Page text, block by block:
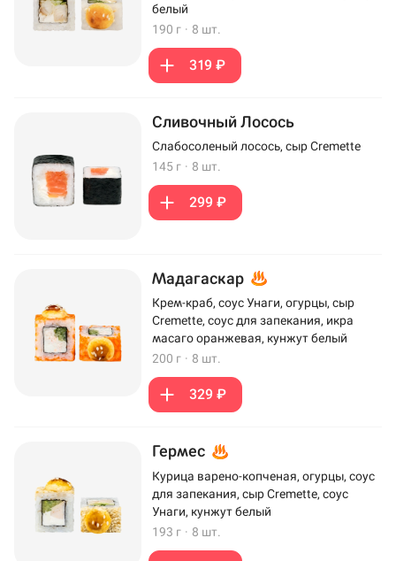
белый
190 г · 8 шт.
319 ₽
Сливочный Лосось
Слабосоленый лосось, сыр Cremette
145 г · 8 шт.
299 ₽
Мадагаскар
Крем-краб, соус Унаги, огурцы, сыр
Cremette, соус для запекания, икра
масаго оранжевая, кунжут белый
200 г · 8 шт.
329 ₽
Гермес
Курица варено-копченая, огурцы, соус
для запекания, сыр Cremette, соус
Унаги, кунжут белый
193 г · 8 шт.